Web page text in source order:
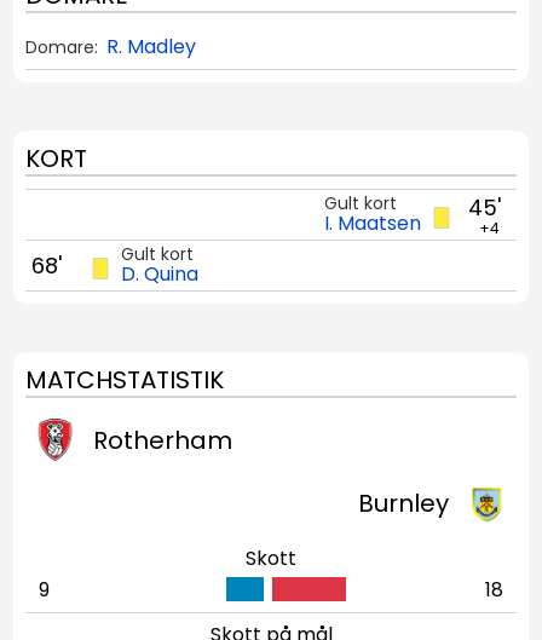
Domare: R. Madley
KORT
45'
+4
Gult kort
I. Maatsen
Gult kort
D. Quina
68'
MATCHSTATISTIK
Rotherham
Burnley
Skott
9
18
Skott på mål